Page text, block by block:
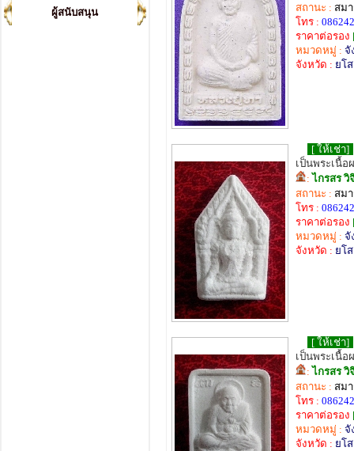
ผู้สนับสนุน
สถานะ : สม
โทร :
ราคาต่อรอง
หมวดหมู่ : จั
จังหวัด : ยโ
[ ให้เช่า]
เป็นพระเนื้
: ไกรสร วิ
สถานะ : สม
โทร :
ราคาต่อรอง
หมวดหมู่ : จั
จังหวัด : ยโ
[ ให้เช่า]
เป็นพระเนื้
: ไกรสร วิ
สถานะ : สม
โทร :
ราคาต่อรอง
หมวดหมู่ : จั
จังหวัด : ยโ